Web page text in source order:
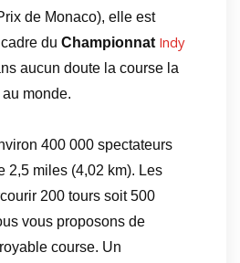
de Monaco), elle est
du Championnat Indy
aucun doute la course la
monde.
400 000 spectateurs
2,5 miles (4,02 km). Les
200 tours soit 500
vous proposons de
course. Un